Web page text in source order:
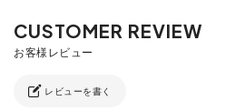
レビューを書く